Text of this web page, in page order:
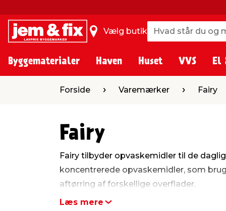
Vælg butik Hvad står du og
Hvad står du og
Byggematerialer Haven Huset VVS El
Forside Varemærker Fairy
Fairy
Fairy tilbyder opvaskemidler til de
koncentrerede opvaskemidler, som
aftørring af forskellige overflader.
Læs mere